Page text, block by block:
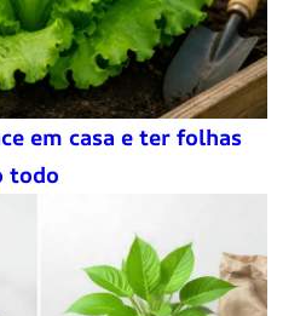
em casa e ter folhas
todo